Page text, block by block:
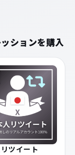
ションを購入
ツイート